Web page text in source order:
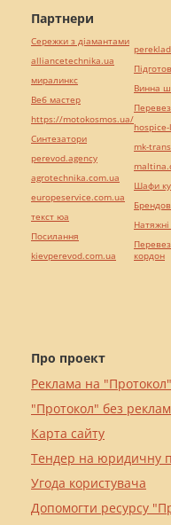
Про проект
Реклама на "Протокол"
"Протокол" без
Карта сайту
Тендер на юридичну
Угода користувача
Допомогти ресурсу
Партнери
Сережки з діамантами
alliancetechnika.ua
миралинкс
Веб мастер
https://motokosmos.ua/
Синтезатори
perevod.agency
agrotechnika.com.ua
europeservice.com.ua
текст юа
Посилання
kievperevod.com.ua
Винна
mk-
Шафи
кордон